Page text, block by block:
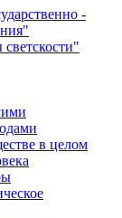
-
в целом